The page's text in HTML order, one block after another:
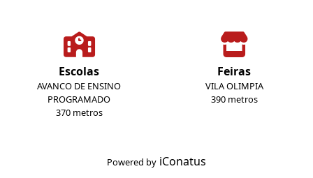
Escolas
AVANCO DE ENSINO
PROGRAMADO
370 metros
Feiras
VILA OLIMPIA
390 metros
Powered by iConatus